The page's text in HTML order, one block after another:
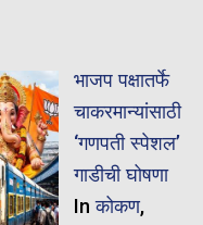
भाजप पक्षातर्फे
चाकरमान्यांसाठी
‘गणपती स्पेशल’
गाडीची घोषणा
Inकोकण,